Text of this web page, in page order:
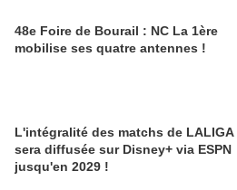
48e Foire de Bourail : NC La 1ère
mobilise ses quatre antennes !
L'intégralité des matchs de LALIGA
sera diffusée sur Disney+ via ESPN
jusqu'en 2029 !